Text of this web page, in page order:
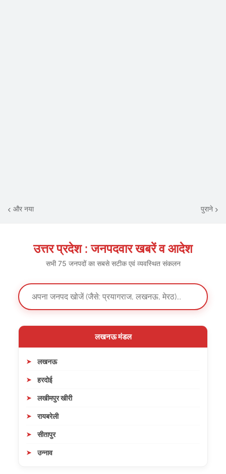
और नया पुराने
उत्तर प्रदेश : जनपदवार खबरें व आदेश
सभी 75 जनपदों का सबसे सटीक एवं व्यवस्थित संकलन
लखनऊ मंडल
लखनऊ
हरदोई
लखीमपुर खीरी
रायबरेली
सीतापुर
उन्नाव